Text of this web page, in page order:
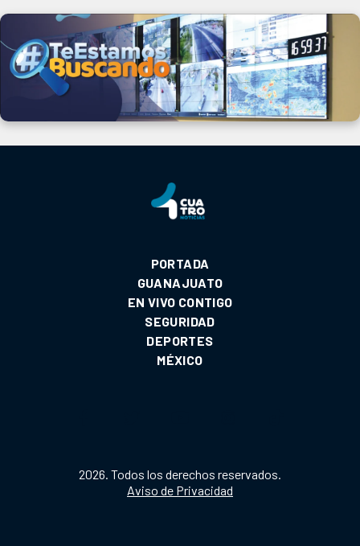
PORTADA
GUANAJUATO
EN VIVO CONTIGO
SEGURIDAD
DEPORTES
MÉXICO
2026. Todos los derechos reservados.
Aviso de Privacidad